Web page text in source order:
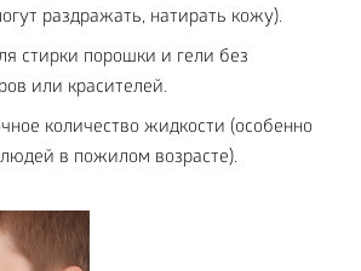
раздражать, натирать кожу).
стирки порошки и гели без
или красителей.
количество жидкости (особенно
людей в пожилом возрасте).